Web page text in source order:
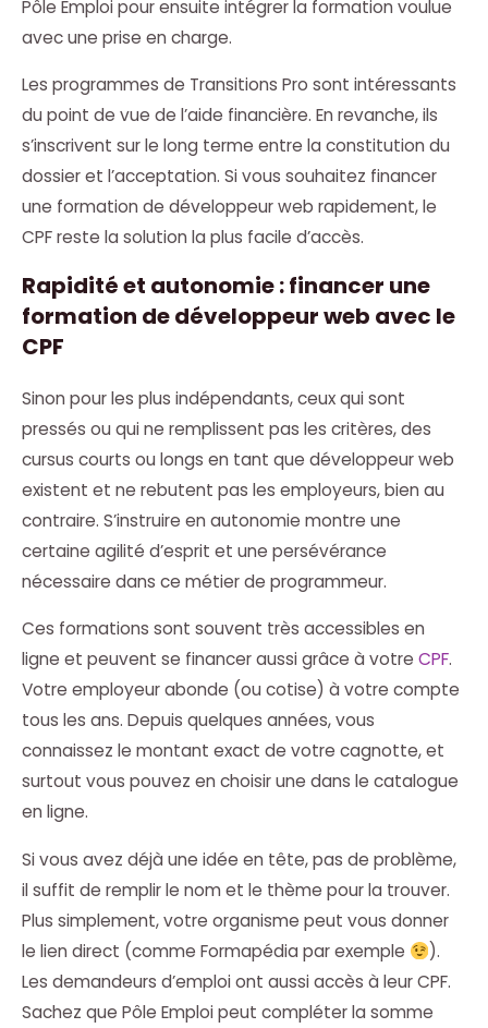
Pôle Emploi pour ensuite intégrer la formation voulue
avec une prise en charge.
Les programmes de Transitions Pro sont intéressants
du point de vue de l’aide financière. En revanche, ils
s’inscrivent sur le long terme entre la constitution du
dossier et l’acceptation. Si vous souhaitez financer
une formation de développeur web rapidement, le
CPF reste la solution la plus facile d’accès.
Rapidité et autonomie : financer une
formation de développeur web avec le
CPF
Sinon pour les plus indépendants, ceux qui sont
pressés ou qui ne remplissent pas les critères, des
cursus courts ou longs en tant que développeur web
existent et ne rebutent pas les employeurs, bien au
contraire. S’instruire en autonomie montre une
certaine agilité d’esprit et une persévérance
nécessaire dans ce métier de programmeur.
Ces formations sont souvent très accessibles en
ligne et peuvent se financer aussi grâce à votre CPF.
Votre employeur abonde (ou cotise) à votre compte
tous les ans. Depuis quelques années, vous
connaissez le montant exact de votre cagnotte, et
surtout vous pouvez en choisir une dans le catalogue
en ligne.
Si vous avez déjà une idée en tête, pas de problème,
il suffit de remplir le nom et le thème pour la trouver.
Plus simplement, votre organisme peut vous donner
le lien direct (comme Formapédia par exemple
).
Les demandeurs d’emploi ont aussi accès à leur CPF.
Sachez que Pôle Emploi peut compléter la somme